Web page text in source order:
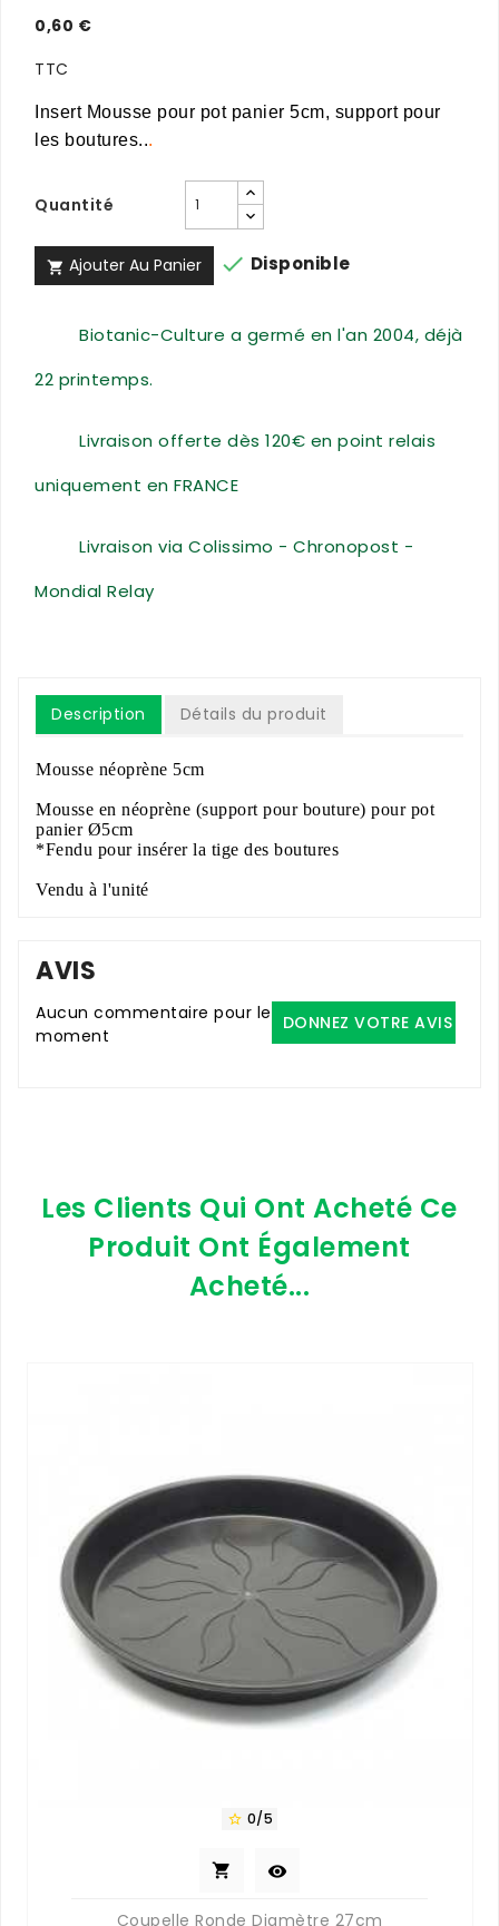
0,60 €
TTC
Insert Mousse pour pot panier 5cm, support pour
les boutures...
Quantité
 Ajouter Au Panier  Disponible
Biotanic-Culture a germé en l'an 2004, déjà
22 printemps.
Livraison offerte dès 120€ en point relais
uniquement en FRANCE
Livraison via Colissimo - Chronopost -
Mondial Relay
Description Détails du produit
Mousse néoprène 5cm
Mousse en néoprène (support pour bouture) pour pot
panier Ø5cm
*Fendu pour insérer la tige des boutures
Vendu à l'unité
AVIS
DONNEZ VOTRE AVIS
Aucun commentaire pour le
moment
Les Clients Qui Ont Acheté Ce
Produit Ont Également
Acheté...
 0/5
 
Coupelle Ronde Diamètre 27cm